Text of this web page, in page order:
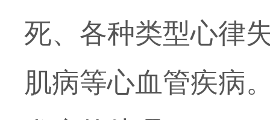
死、各种类型心律
肌病等心血管疾病